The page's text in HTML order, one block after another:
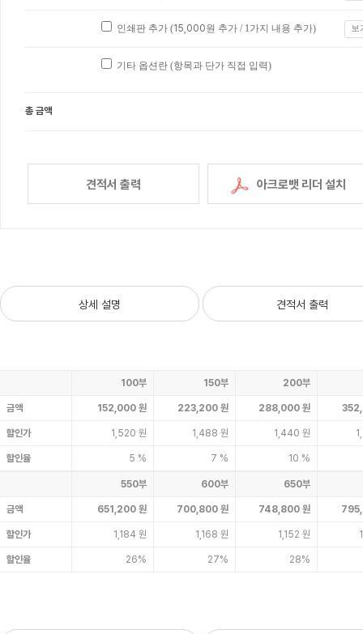
인쇄판 추가 (15,000원 추가 / 1가지 내용 추가) 보
기타 옵션란 (항목과 단가 직접 입력)
총 금액
견적서 출력 아크로뱃 리더 설치
상세 설명 견적서 출력
금액
할인가
할인율
100부
152,000 원
1,520 원
5 %
150부
223,200 원
1,488 원
7 %
200부
288,000 원
1,440 원
10 %
금액
할인가
할인율
550부
651,200 원
1,184 원
26%
600부
700,800 원
1,168 원
27%
650부
748,800 원
1,152 원
28%